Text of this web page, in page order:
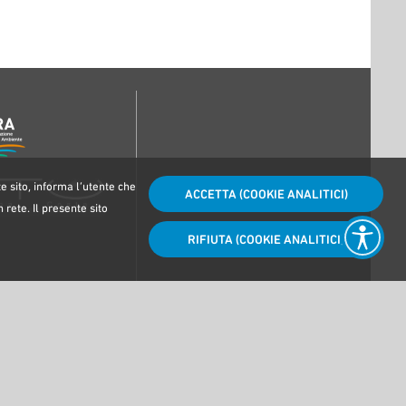
sito, informa l’utente che
rete. Il presente sito
ACCETTA (COOKIE ANALITICI)
RIFIUTA (COOKIE ANALITICI)